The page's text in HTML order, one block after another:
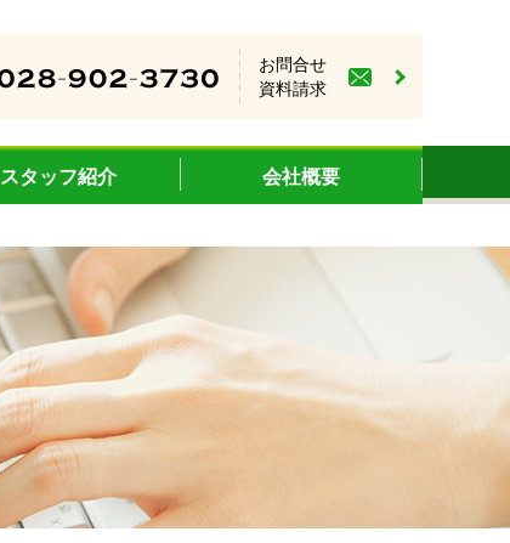
お問合せ
資料請求
スタッフ紹介 会社概要